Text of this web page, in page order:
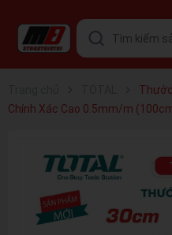
Chính Xác Cao 0.5mm/m